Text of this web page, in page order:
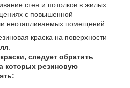
стен и потолков в жилых
с повышенной
неотапливаемых помещений.
краска на поверхности
краски, следует обратить
которых резиновую